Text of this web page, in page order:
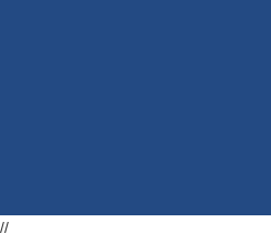
//